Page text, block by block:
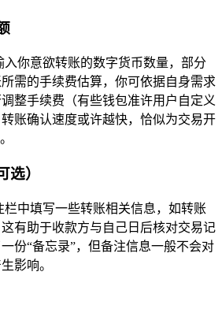
入你意欲转账的数字货币数量，部分
需的手续费估算，你可依据自身需求
整手续费（有些钱包准许用户自定义
账确认速度或许越快，恰似为交易开
选）
栏中填写一些转账相关信息，如转账
有助于收款方与自己日后核对交易记
份“备忘录”，但备注信息一般不会对
影响。